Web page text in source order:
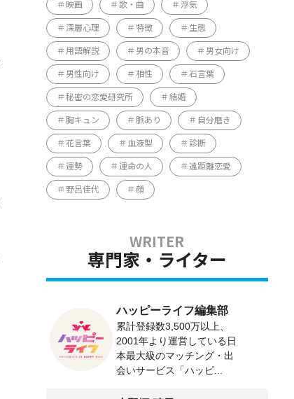
映画 歌・曲 浮気
深層心理 特徴 生態
用語解説 男の本音 男女向け
男性向け 相性 石言葉
秘密の恋愛研究所 結婚
胸キュン 脈あり 自分磨き
花言葉 血液型 診断
運勢 運命の人 遠距離恋愛
野呂佳代 顔
専門家・ライター
ハッピーライフ編集部
累計登録数3,500万以上、
2001年より運営している日
本最大級のマッチング・出
会いサービス「ハッピ...